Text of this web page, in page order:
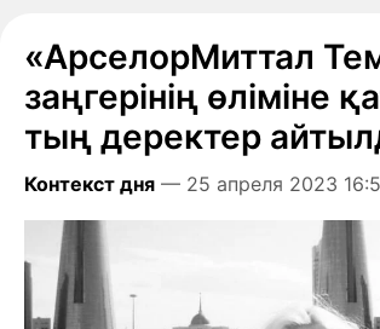
«АрселорМиттал
заңгерінің өліміне
тың деректер
Контекст дня — 25 апреля 2023